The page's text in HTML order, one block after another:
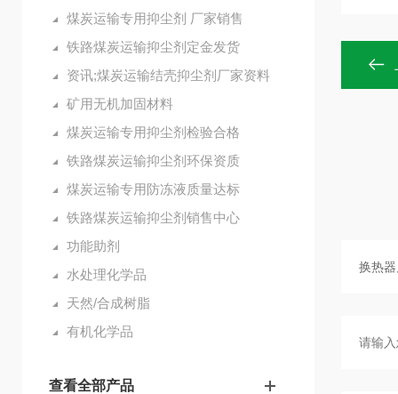
煤炭运输专用抑尘剂 厂家销售
铁路煤炭运输抑尘剂定金发货
资讯;煤炭运输结壳抑尘剂厂家资料
矿用无机加固材料
煤炭运输专用抑尘剂检验合格
铁路煤炭运输抑尘剂环保资质
煤炭运输专用防冻液质量达标
铁路煤炭运输抑尘剂销售中心
功能助剂
水处理化学品
天然/合成树脂
有机化学品
查看全部产品